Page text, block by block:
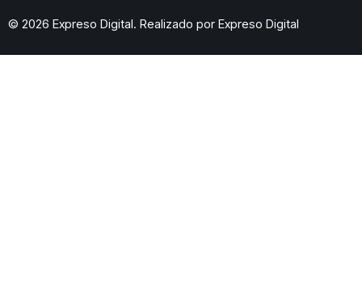
© 2026 Expreso Digital. Realizado por Expreso Digital